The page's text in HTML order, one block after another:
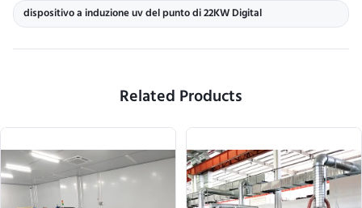
dispositivo a induzione uv del punto di 22KW Digital
Related Products